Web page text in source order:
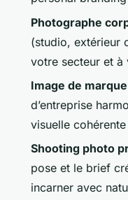
Photographe
(studio, extérieur
votre secteur et
Image de marque
d’entreprise
visuelle
Shooting photo
pose et le brief
incarner avec